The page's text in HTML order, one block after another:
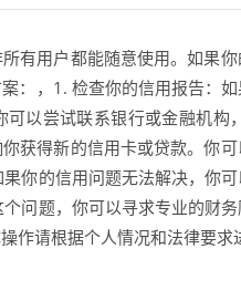
有用户都能随意使用。如果
：，1. 检查你的信用报告：
以尝试联系银行或金融机
获得新的信用卡或贷款。你
你的信用问题无法解决，你
问题，你可以寻求专业的财
作请根据个人情况和法律要求